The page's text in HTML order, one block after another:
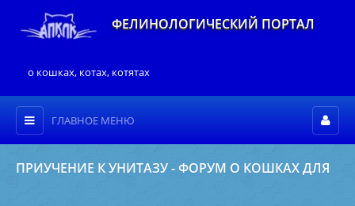
ФЕЛИНОЛОГИЧЕСКИЙ ПОРТАЛ
о кошках, котах, котятах
ГЛАВНОЕ МЕНЮ
ПРИУЧЕНИЕ К УНИТАЗУ - ФОРУМ О КОШКАХ ДЛЯ